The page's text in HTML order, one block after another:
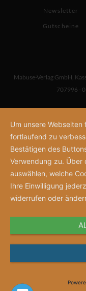
Newsletter
Gutscheine
Mabuse-Verlag GmbH,
707996 - 0
Um unsere
fortlaufend zu
Bestätigen des
Verwendung zu. Über
auswählen, welche
Ihre Einwilligung
widerrufen oder